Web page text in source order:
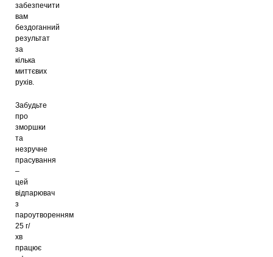
забезпечити
вам
бездоганний
результат
за
кілька
миттєвих
рухів.
Забудьте
про
зморшки
та
незручне
прасування
–
цей
відпарювач
з
пароутворенням
25 г/
хв
працює